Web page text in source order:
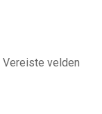
Vereiste velden